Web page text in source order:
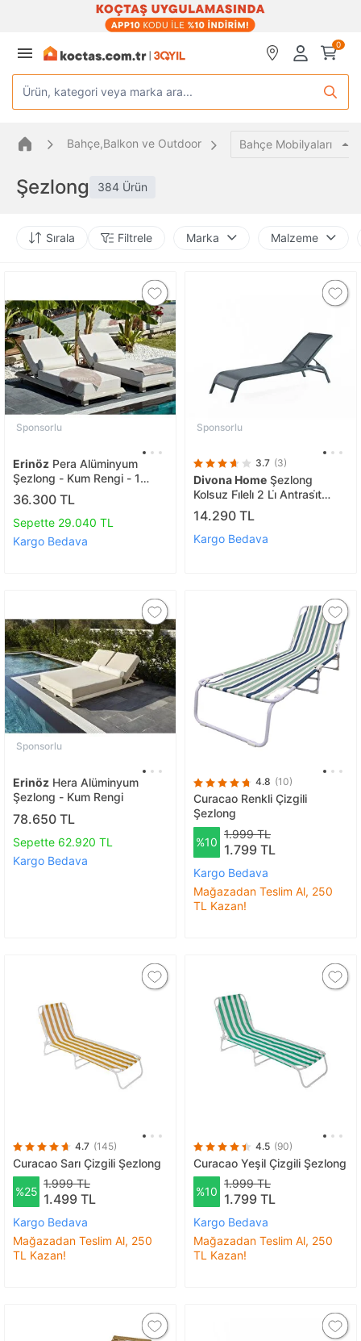
0
Ürün, kategori veya marka ara...
Bahçe,Balkon ve Outdoor Bahçe Mobilyaları
Şezlong 384 Ürün
Sırala Filtrele Marka Malzeme
Sponsorlu
Erinöz Pera Alüminyum
Şezlong - Kum Rengi - 1
Adet
36.300 TL
Sepette 29.040 TL
Kargo Bedava
Sponsorlu
3.7 (3)
Divona Home Şezlong
Kolsuz Fi̇leli̇ 2 Li̇ Antrasi̇t
Renk
14.290 TL
Kargo Bedava
Sponsorlu
Erinöz Hera Alüminyum
Şezlong - Kum Rengi
78.650 TL
Sepette 62.920 TL
Kargo Bedava
4.8 (10)
Curacao Renkli Çizgili
Şezlong
%10
1.999 TL
1.799 TL
Kargo Bedava
Mağazadan Teslim Al, 250
TL Kazan!
4.7 (145)
Curacao Sarı Çizgili Şezlong
%25
1.999 TL
1.499 TL
Kargo Bedava
Mağazadan Teslim Al, 250
TL Kazan!
4.5 (90)
Curacao Yeşil Çizgili Şezlong
%10
1.999 TL
1.799 TL
Kargo Bedava
Mağazadan Teslim Al, 250
TL Kazan!